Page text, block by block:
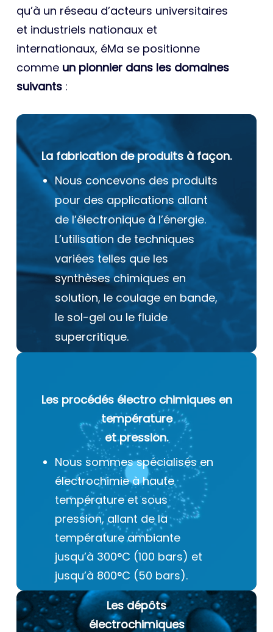
qu’à un réseau d’acteurs universitaires
et industriels nationaux et
internationaux, éMa se positionne
comme un pionnier dans les domaines
suivants :
La fabrication de produits à façon.
Nous concevons des produits
pour des applications allant
de l’électronique à l’énergie.
L’utilisation de techniques
variées telles que les
synthèses chimiques en
solution, le coulage en bande,
le sol-gel ou le fluide
supercritique.
Les procédés électro chimiques en
température
et pression.
Nous sommes spécialisés en
électrochimie à haute
température et sous
pression, allant de la
température ambiante
jusqu’à 300°C (100 bars) et
jusqu’à 800°C (50 bars).
Les dépôts
électrochimiques